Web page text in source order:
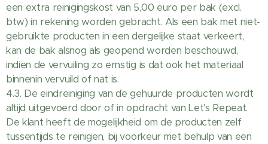
een extra reinigingskost van 5,00 euro per bak (excl.
btw) in rekening worden gebracht. Als een bak met niet-
gebruikte producten in een dergelijke staat verkeert,
kan de bak alsnog als geopend worden beschouwd,
indien de vervuiling zo ernstig is dat ook het materiaal
binnenin vervuild of nat is.
4.3. De eindreiniging van de gehuurde producten wordt
altijd uitgevoerd door of in opdracht van Let's Repeat.
De klant heeft de mogelijkheid om de producten zelf
tussentijds te reinigen, bij voorkeur met behulp van een